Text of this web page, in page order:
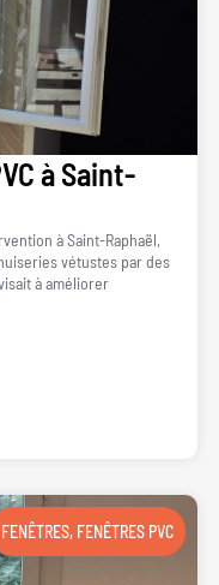
à Saint-
à Saint-Raphaël,
vétustes par des
à améliorer
FENÊTRES, FENÊTRES PVC